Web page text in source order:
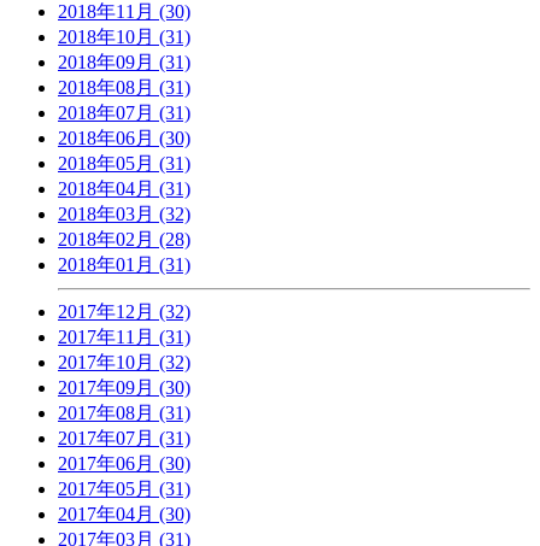
2018年11月 (30)
2018年10月 (31)
2018年09月 (31)
2018年08月 (31)
2018年07月 (31)
2018年06月 (30)
2018年05月 (31)
2018年04月 (31)
2018年03月 (32)
2018年02月 (28)
2018年01月 (31)
2017年12月 (32)
2017年11月 (31)
2017年10月 (32)
2017年09月 (30)
2017年08月 (31)
2017年07月 (31)
2017年06月 (30)
2017年05月 (31)
2017年04月 (30)
2017年03月 (31)